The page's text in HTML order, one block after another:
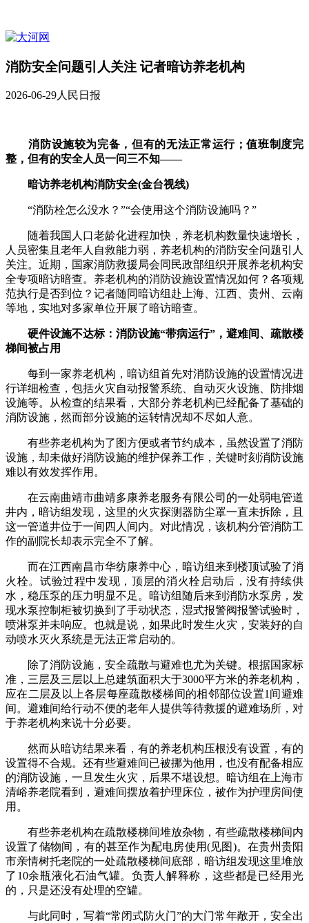
消防安全问题引人关注 记者暗访养老机构
2026-06-29人民日报
消防设施较为完备，但有的无法正常运行；值班制度完
整，但有的安全人员一问三不知——
暗访养老机构消防安全(金台视线)
“消防栓怎么没水？”“会使用这个消防设施吗？”
随着我国人口老龄化进程加快，养老机构数量快速增长，
人员密集且老年人自救能力弱，养老机构的消防安全问题引人
关注。近期，国家消防救援局会同民政部组织开展养老机构安
全专项暗访暗查。养老机构的消防设施设置情况如何？各项规
范执行是否到位？记者随同暗访组赴上海、江西、贵州、云南
等地，实地对多家单位开展了暗访暗查。
硬件设施不达标：消防设施“带病运行”，避难间、疏散楼
梯间被占用
每到一家养老机构，暗访组首先对消防设施的设置情况进
行详细检查，包括火灾自动报警系统、自动灭火设施、防排烟
设施等。从检查的结果看，大部分养老机构已经配备了基础的
消防设施，然而部分设施的运转情况却不尽如人意。
有些养老机构为了图方便或者节约成本，虽然设置了消防
设施，却未做好消防设施的维护保养工作，关键时刻消防设施
难以有效发挥作用。
在云南曲靖市曲靖多康养老服务有限公司的一处弱电管道
井内，暗访组发现，这里的火灾探测器防尘罩一直未拆除，且
这一管道井位于一间四人间内。对此情况，该机构分管消防工
作的副院长却表示完全不了解。
而在江西南昌市华纺康养中心，暗访组来到楼顶试验了消
火栓。试验过程中发现，顶层的消火栓启动后，没有持续供
水，稳压泵的压力明显不足。暗访组随后来到消防水泵房，发
现水泵控制柜被切换到了手动状态，湿式报警阀报警试验时，
喷淋泵并未响应。也就是说，如果此时发生火灾，安装好的自
动喷水灭火系统是无法正常启动的。
除了消防设施，安全疏散与避难也尤为关键。根据国家标
准，三层及三层以上总建筑面积大于3000平方米的养老机构，
应在二层及以上各层每座疏散楼梯间的相邻部位设置1间避难
间。避难间给行动不便的老年人提供等待救援的避难场所，对
于养老机构来说十分必要。
然而从暗访结果来看，有的养老机构压根没有设置，有的
设置得不合规。还有些避难间已被挪为他用，也没有配备相应
的消防设施，一旦发生火灾，后果不堪设想。暗访组在上海市
清峪养老院看到，避难间摆放着护理床位，被作为护理房间使
用。
有些养老机构在疏散楼梯间堆放杂物，有些疏散楼梯间内
设置了储物间，有的甚至作为配电房使用(见图)。在贵州贵阳
市亲情树托老院的一处疏散楼梯间底部，暗访组发现这里堆放
了10余瓶液化石油气罐。负责人解释称，这些都是已经用光
的，只是还没有处理的空罐。
与此同时，写着“常闭式防火门”的大门常年敞开，安全出